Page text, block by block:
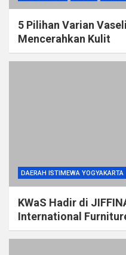
5 Pilihan Varian
Mencerahkan Kulit
DAERAH ISTIMEWA YOGYAKARTA
KWaS Hadir di
International